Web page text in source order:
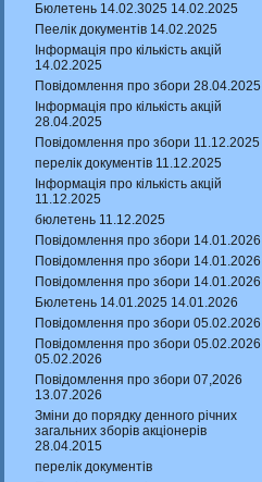
Бюлетень 14.02.3025 14.02.2025
Пеелік документів 14.02.2025
Інформація про кількість акцій
14.02.2025
Повідомлення про збори 28.04.2025
Інформація про кількість акцій
28.04.2025
Повідомлення про збори 11.12.2025
перелік документів 11.12.2025
Інформація про кількість акцій
11.12.2025
бюлетень 11.12.2025
Повідомлення про збори 14.01.2026
Повідомлення про збори 14.01.2026
Повідомлення про збори 14.01.2026
Бюлетень 14.01.2025 14.01.2026
Повідомлення про збори 05.02.2026
Повідомлення про збори 05.02.2026
05.02.2026
Повідомлення про збори 07,2026
13.07.2026
Зміни до порядку денного річних
загальних зборів акціонерів
28.04.2015
перелік документів